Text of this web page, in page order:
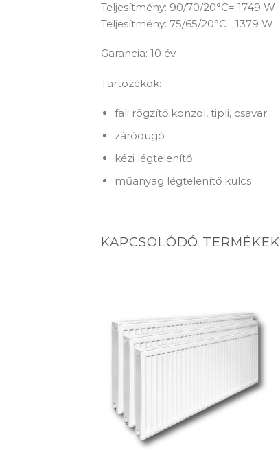
Teljesítmény: 90/70/20°C= 1749 W
Teljesítmény: 75/65/20°C= 1379 W
Garancia: 10 év
Tartozékok:
fali rögzítő konzol, tipli, csavar
záródugó
kézi légtelenítő
műanyag légtelenítő kulcs
KAPCSOLÓDÓ TERMÉKEK
Add to
wishlist